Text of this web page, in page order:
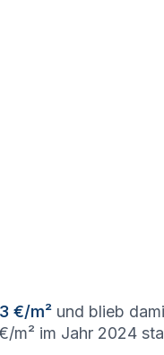
€/m² und blieb
m² im Jahr 2024